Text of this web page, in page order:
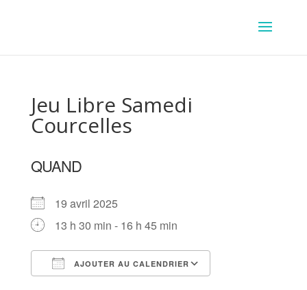
Jeu Libre Samedi
Courcelles
QUAND
19 avril 2025
13 h 30 min - 16 h 45 min
AJOUTER AU CALENDRIER